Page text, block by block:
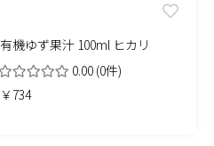
有機ゆず果汁 100ml ヒカリ
0.00 (0件)
￥734